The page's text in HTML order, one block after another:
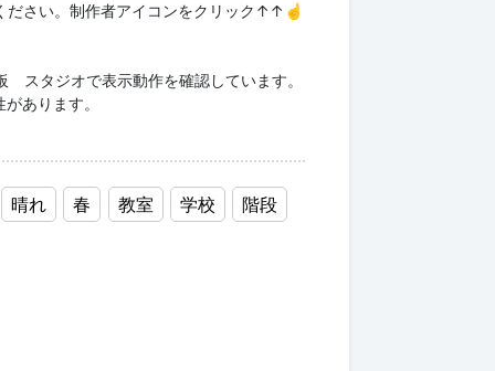
さい。制作者アイコンをクリック↑↑☝
タジオで表示動作を確認しています。
あります。
晴れ 春 教室 学校
階段